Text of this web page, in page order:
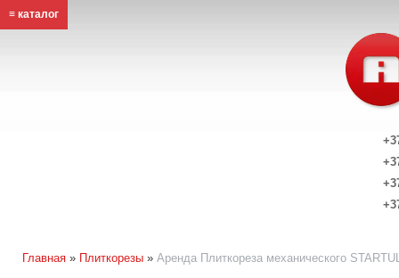
≡ каталог
Главная » Плиткорезы » Аренда Плиткореза механического